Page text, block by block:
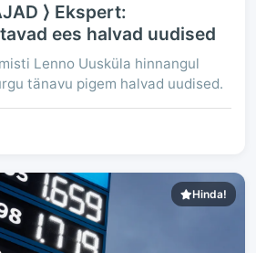
⟩ Ekspert:
ees halvad uudised
Lenno Uusküla hinnangul
tänavu pigem halvad uudised.
Hinda!